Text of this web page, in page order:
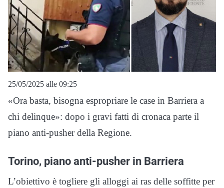
25/05/2025 alle 09:25
«Ora basta, bisogna espropriare le case in Barriera a
chi delinque»: dopo i gravi fatti di cronaca parte il
piano anti-pusher della Regione.
Torino, piano anti-pusher in Barriera
L’obiettivo è togliere gli alloggi ai ras delle soffitte per